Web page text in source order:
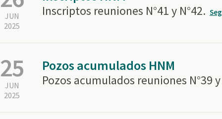
JUN
2025
Inscriptos reuniones N°41 y N°42.
25
JUN
2025
Pozos acumulados HNM
Pozos acumulados reuniones N°39 y